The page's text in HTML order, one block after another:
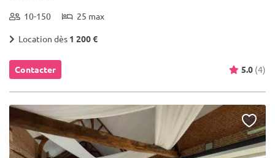
10-150 25 max
Location dès 1 200 €
Contacter 5.0 (4)